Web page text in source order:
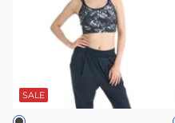
水
陸
ッ
ト
SALE
ブ
ル
ー